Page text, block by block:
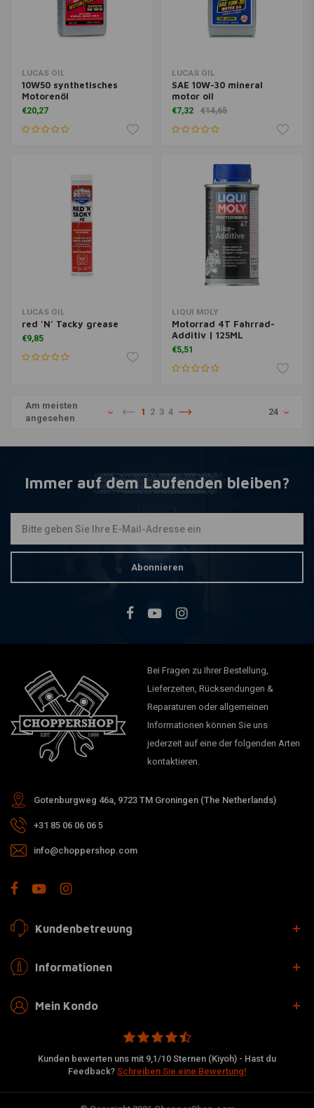
LUCAS OIL
10W50 synthetisches
Motorenöl
€20,27
LUCAS OIL
SAE 10W-30 mineral
motor oil
€7,32 €14,65
LUCAS OIL
red 'N' Tacky grease
€9,85
LIQUI MOLY
Motorrad 4T Fahrrad-
Additiv | 125ML
€5,51
Am meisten
angesehen
1 2 3 4 24
Immer auf dem Laufenden bleiben?
Abonnieren
Bei Fragen zu Ihrer Bestellung,
Lieferzeiten, Rücksendungen &
Reparaturen oder allgemeinen
Informationen können Sie uns
jederzeit auf eine der folgenden Arten
kontaktieren.
Gotenburgweg 46a, 9723 TM Groningen (The Netherlands)
+31 85 06 06 06 5
info@choppershop.com
Kundenbetreuung
Informationen
Mein Kondo
Kunden bewerten uns mit 9,1/10 Sternen (Kiyoh) - Hast du
Feedback? Schreiben Sie eine Bewertung!